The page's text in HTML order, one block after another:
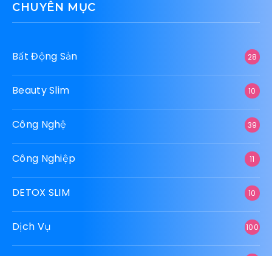
CHUYÊN MỤC
Bất Động Sản 28
Beauty Slim 10
Công Nghệ 39
Công Nghiệp 11
DETOX SLIM 10
Dịch Vụ 100